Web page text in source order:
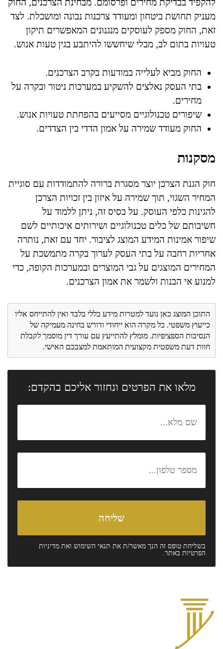
להקפיד בבדיקת מחירים ופרסומם. מבחינת הצרכנים, החוק
מעניק תחושת ביטחון ומעודד צרכנות נבונה ומושכלת. לצד
זאת, החוק מספק לעוסקים מנגנונים המאפשרים תיקון
טעויות בתום לב, מבלי שיחששו להיתבע בגין טעות אנוש.
החוק מביא לעלייה במודעות בקרב הצרכנים.
בתי העסק נאלצים להשקיע במערכות ניטור ובקרה על
מחירים.
שיפורים טכנולוגיים מסייעים בהפחתת טעויות אנוש.
החוק מעודד שמירה על אמון הדדי בין הצדדים.
מסקנות
חוק הגנת הצרכן יוצר מסגרת ברורה להתמודדות עם סוגיית
המחיר השגוי, תוך שמירה על איזון בין זכויות הצרכן
להגינות כלפי העוסק. על בסיס זה, ניתן ללמוד על
חשיבותם של כלים טכנולוגיים ושירותים איכותיים לשם
שיפור אמינות המידע המוצג לציבור. יחד עם זאת, נותרה
אחריות רחבה על בתי העסק לערוך בקרה מתמשכת על
המחירים המוצגים על גבי המוצרים ובמערכות הקופה, כדי
למנוע אי הבנות ולשמר את אמון הצרכנים.
התוכן המוצג כאן נועד למטרות מידע כללי בלבד ואין להתייחס אליו
כייעוץ משפטי. כל מקרה הוא ייחודי ודורש בחינה מעמיקה של
הנסיבות הספציפיות. מומלץ להתייעץ עם עורך דין מוסמך לקבלת
חוות דעת משפטית מקצועית המותאמת למצבכם האישי.
מלאו את הפרטים ונחזור אליכם בהקדם:
בשליחת טופס זה הנך מאשר/ת את תנאי השימוש ואת מדיניות
הפרטיות באתר.